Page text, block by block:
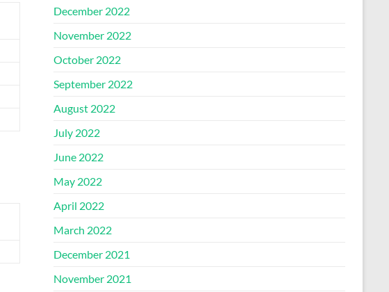
December 2022
November 2022
October 2022
September 2022
August 2022
July 2022
June 2022
May 2022
April 2022
March 2022
December 2021
November 2021